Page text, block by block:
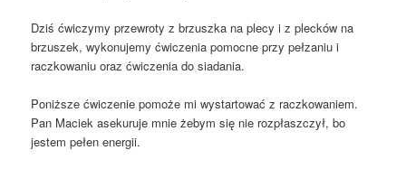
Dziś ćwiczymy przewroty z brzuszka na plecy i z plecków na
brzuszek, wykonujemy ćwiczenia pomocne przy pełzaniu i
raczkowaniu oraz ćwiczenia do siadania.
Poniższe ćwiczenie pomoże mi wystartować z raczkowaniem.
Pan Maciek asekuruje mnie żebym się nie rozpłaszczył, bo
jestem pełen energii.